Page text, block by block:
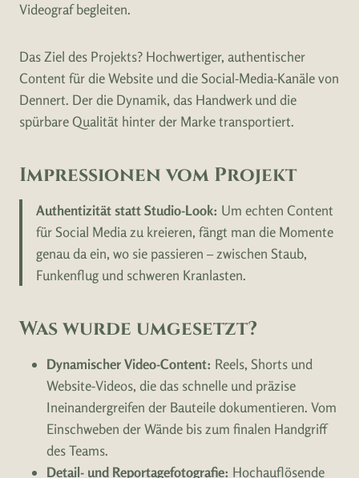
Videograf begleiten.
Das Ziel des Projekts? Hochwertiger, authentischer
Content für die Website und die Social-Media-Kanäle von
Dennert. Der die Dynamik, das Handwerk und die
spürbare Qualität hinter der Marke transportiert.
Impressionen vom Projekt
Authentizität statt Studio-Look: Um echten Content
für Social Media zu kreieren, fängt man die Momente
genau da ein, wo sie passieren – zwischen Staub,
Funkenflug und schweren Kranlasten.
Was wurde umgesetzt?
Dynamischer Video-Content: Reels, Shorts und
Website-Videos, die das schnelle und präzise
Ineinandergreifen der Bauteile dokumentieren. Vom
Einschweben der Wände bis zum finalen Handgriff
des Teams.
Detail- und Reportagefotografie: Hochauflösende